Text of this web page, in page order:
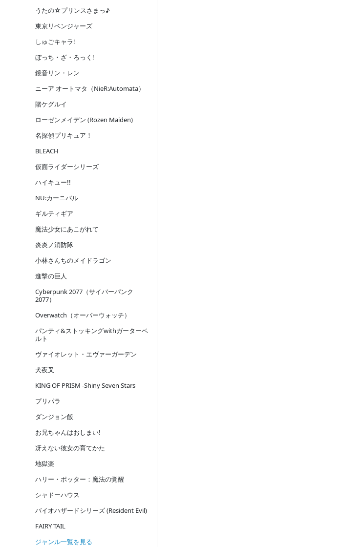
うたの☆プリンスさまっ♪
東京リベンジャーズ
しゅごキャラ!
ぼっち・ざ・ろっく!
鏡音リン・レン
ニーア オートマタ（NieR:Automata）
賭ケグルイ
ローゼンメイデン (Rozen Maiden)
名探偵プリキュア！
BLEACH
仮面ライダーシリーズ
ハイキュー!!
NU:カーニバル
ギルティギア
魔法少女にあこがれて
炎炎ノ消防隊
小林さんちのメイドラゴン
進撃の巨人
Cyberpunk 2077（サイバーパンク
2077）
Overwatch（オーバーウォッチ）
パンティ&ストッキングwithガーターベ
ルト
ヴァイオレット・エヴァーガーデン
犬夜叉
KING OF PRISM -Shiny Seven Stars
プリパラ
ダンジョン飯
お兄ちゃんはおしまい!
冴えない彼女の育てかた
地獄楽
ハリー・ポッター：魔法の覚醒
シャドーハウス
バイオハザードシリーズ (Resident Evil)
FAIRY TAIL
ジャンル一覧を見る